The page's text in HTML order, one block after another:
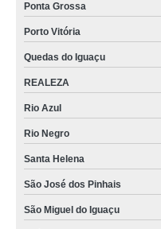
Ponta Grossa
Porto Vitória
Quedas do Iguaçu
REALEZA
Rio Azul
Rio Negro
Santa Helena
São José dos Pinhais
São Miguel do Iguaçu